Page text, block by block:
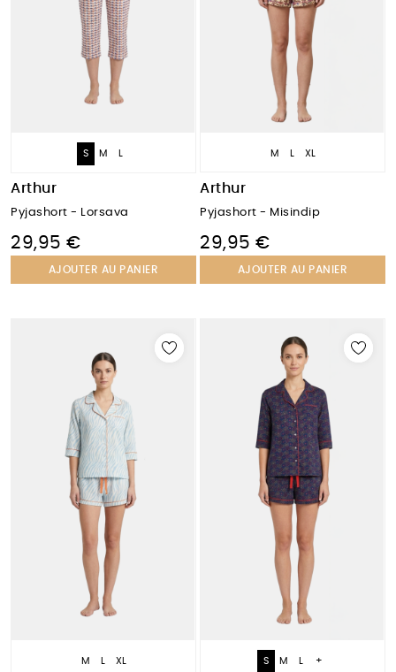
S M
Arthur
Pyjashort - Lorsava
29,95 €
AJOUTER AU PANIER
M XL
Arthur
Pyjashort - Misindip
29,95 €
AJOUTER AU PANIER
M XL S M +